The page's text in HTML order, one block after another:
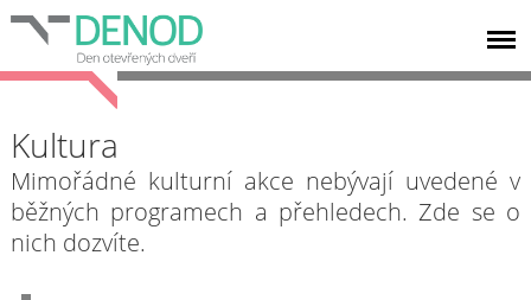
Kultura
Mimořádné kulturní akce nebývají uvedené v
běžných programech a přehledech. Zde se o
nich dozvíte.